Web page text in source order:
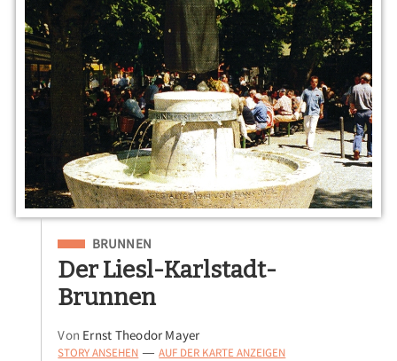
Eingeordnet unter
BRUNNEN
Der Liesl-Karlstadt-
Brunnen
Von Ernst Theodor Mayer
STORY ANSEHEN — AUF DER KARTE ANZEIGEN